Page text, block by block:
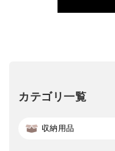
カテゴリ一覧
収納用品